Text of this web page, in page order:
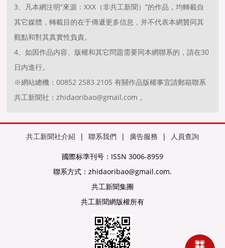
3、凡本網注明“來源：XXX（非共工新聞）”的作品，均轉載自
其它媒體，轉載目的在于傳遞更多信息，并不代表本網贊同其
觀點和對其真實性負責。
4、如因作品内容、版權和其它問題需要同本網聯系的，請在30
日内進行。
※網站總機：00852 2583 2105 有關作品版權事宜請郵箱聯系
共工新聞社：zhidaoribao@gmail.com 。
共工新聞社介紹 | 聯系我們 | 廣告服務 | 人員查詢
國際标準刊号：ISSN 3006-8959
聯系方式：zhidaoribao@gmail.com.
共工新聞集團
共工新聞網版權所有